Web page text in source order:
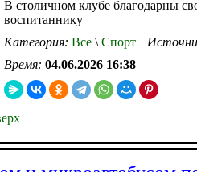
В столичном клубе благодарны
воспитаннику
Категория: Все \ Спорт
Время: 04.06.2026 16:38